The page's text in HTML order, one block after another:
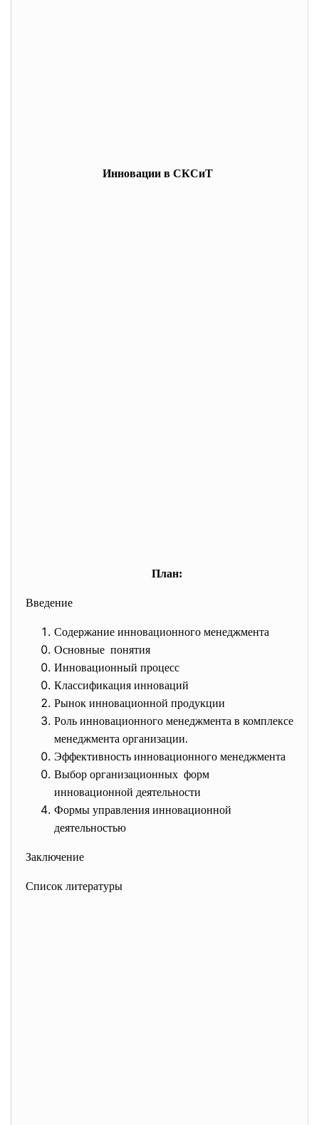
Инновации в СКСиТ
План:
Введение
Содержание инновационного менеджмента
Основные понятия
Инновационный процесс
Классификация инноваций
Рынок инновационной продукции
Роль инновационного менеджмента в комплексе
менеджмента организации.
Эффективность инновационного менеджмента
Выбор организационных форм
инновационной деятельности
Формы управления инновационной
деятельностью
Заключение
Список литературы